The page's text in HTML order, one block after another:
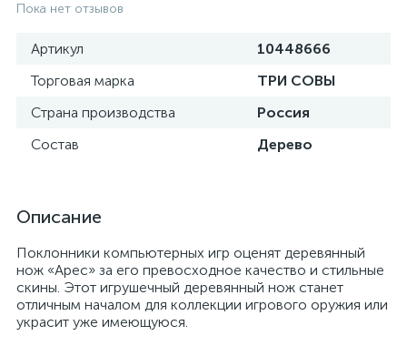
Пока нет отзывов
Артикул
10448666
Торговая марка
ТРИ СОВЫ
Страна производства
Россия
Состав
Дерево
Описание
Поклонники компьютерных игр оценят деревянный
нож «Арес» за его превосходное качество и стильные
скины. Этот игрушечный деревянный нож станет
отличным началом для коллекции игрового оружия или
украсит уже имеющуюся.